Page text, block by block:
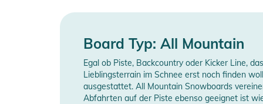
Board Typ: All Mountain
Egal ob Piste, Backcountry oder Kicker Line,
Lieblingsterrain im Schnee erst noch finden
ausgestattet. All Mountain Snowboards
Abfahrten auf der Piste ebenso geeignet ist